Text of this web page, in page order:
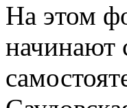
На этом
начинают